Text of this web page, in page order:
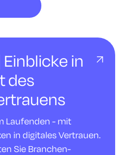
Einblicke in
des
Laufenden - mit
in digitales Vertrauen.
Sie Branchen-